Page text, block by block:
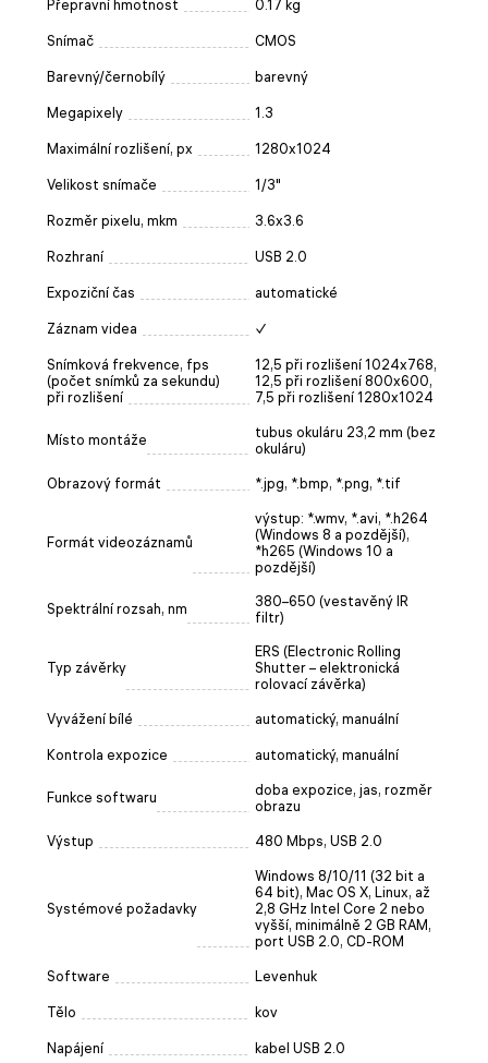
Přepravní hmotnost 0.17 kg
Snímač CMOS
Barevný/černobílý barevný
Megapixely 1.3
Maximální rozlišení, px 1280x1024
Velikost snímače 1/3"
Rozměr pixelu, mkm 3.6x3.6
Rozhraní USB 2.0
Expoziční čas automatické
Záznam videa ✓
Snímková frekvence, fps
(počet snímků za sekundu)
při rozlišení
12,5 při rozlišení 1024x768,
12,5 při rozlišení 800x600,
7,5 při rozlišení 1280x1024
Místo montáže
tubus okuláru 23,2 mm (bez
okuláru)
Obrazový formát *.jpg, *.bmp, *.png, *.tif
Formát videozáznamů
výstup: *.wmv, *.avi, *.h264
(Windows 8 a pozdější),
*h265 (Windows 10 a
pozdější)
Spektrální rozsah, nm
380–650 (vestavěný IR
filtr)
Typ závěrky
ERS (Electronic Rolling
Shutter – elektronická
rolovací závěrka)
Vyvážení bílé automatický, manuální
Kontrola expozice automatický, manuální
Funkce softwaru
doba expozice, jas, rozměr
obrazu
Výstup 480 Mbps, USB 2.0
Systémové požadavky
Windows 8/10/11 (32 bit a
64 bit), Mac OS X, Linux, až
2,8 GHz Intel Core 2 nebo
vyšší, minimálně 2 GB RAM,
port USB 2.0, CD-ROM
Software Levenhuk
Tělo kov
Napájení kabel USB 2.0